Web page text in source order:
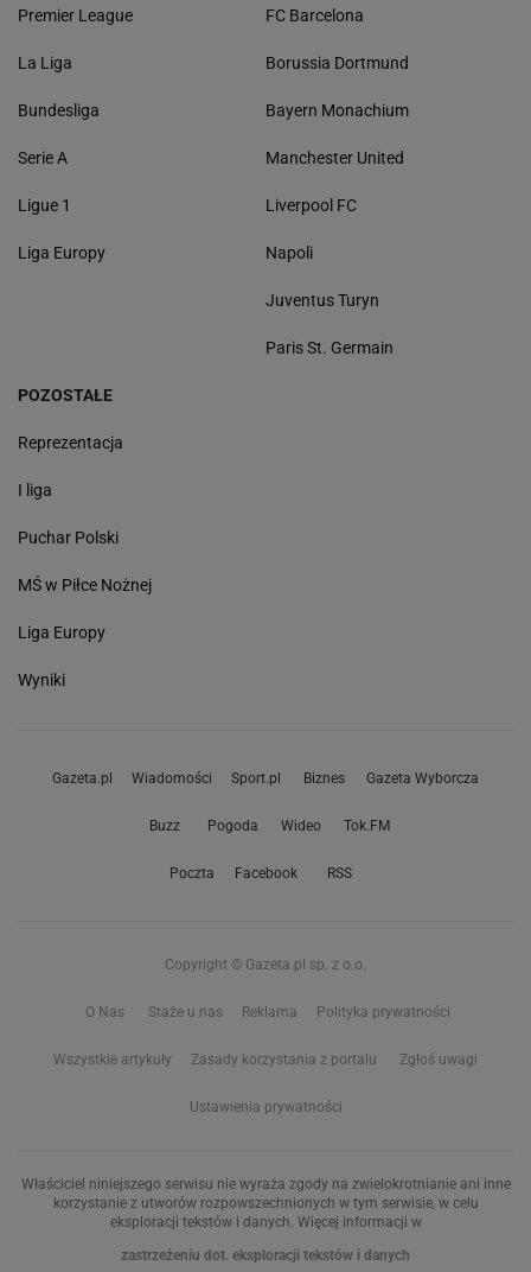
Premier League
La Liga
Bundesliga
Serie A
Ligue 1
Liga Europy
FC Barcelona
Borussia Dortmund
Bayern Monachium
Manchester United
Liverpool FC
Napoli
Juventus Turyn
Paris St. Germain
POZOSTAŁE
Reprezentacja
I liga
Puchar Polski
MŚ w Piłce Nożnej
Liga Europy
Wyniki
Gazeta.pl Wiadomości Sport.pl Biznes Gazeta Wyborcza
Buzz Pogoda Wideo Tok.FM
Poczta Facebook RSS
Copyright © Gazeta.pl sp. z o.o.
O Nas Staże u nas Reklama Polityka prywatności
Wszystkie artykuły Zasady korzystania z portalu Zgłoś uwagi
Ustawienia prywatności
Właściciel niniejszego serwisu nie wyraża zgody na zwielokrotnianie ani inne
korzystanie z utworów rozpowszechnionych w tym serwisie, w celu
eksploracji tekstów i danych. Więcej informacji w
zastrzeżeniu dot. eksploracji tekstów i danych